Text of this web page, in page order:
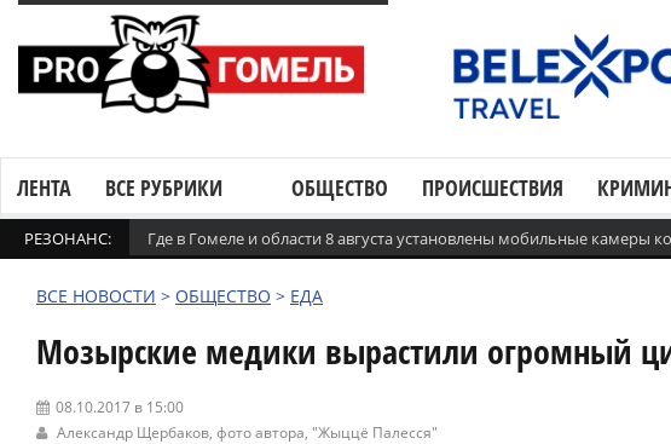
ЛЕНТА ВСЕ РУБРИКИ ОБЩЕСТВО ПРОИСШЕСТВИЯ
РЕЗОНАНС: Где в Гомеле и области 8 августа установлены мобильные камеры
ВСЕ НОВОСТИ > ОБЩЕСТВО > ЕДА
Мозырские медики вырастили огромный
08.10.2017 в 15:00
Александр Щербаков, фото автора, "Жыццё Палесся"